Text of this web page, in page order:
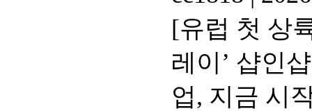
[유럽 첫 상
레이’ 샵인
업, 지금 시